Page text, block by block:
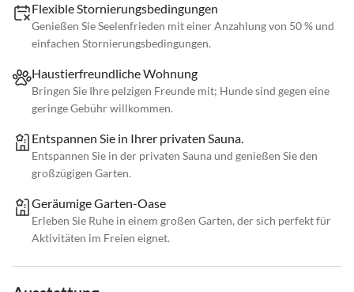
Flexible Stornierungsbedingungen
Genießen Sie Seelenfrieden mit einer Anzahlung von 50 % und
einfachen Stornierungsbedingungen.
Haustierfreundliche Wohnung
Bringen Sie Ihre pelzigen Freunde mit; Hunde sind gegen eine
geringe Gebühr willkommen.
Entspannen Sie in Ihrer privaten Sauna.
Entspannen Sie in der privaten Sauna und genießen Sie den
großzügigen Garten.
Geräumige Garten-Oase
Erleben Sie Ruhe in einem großen Garten, der sich perfekt für
Aktivitäten im Freien eignet.